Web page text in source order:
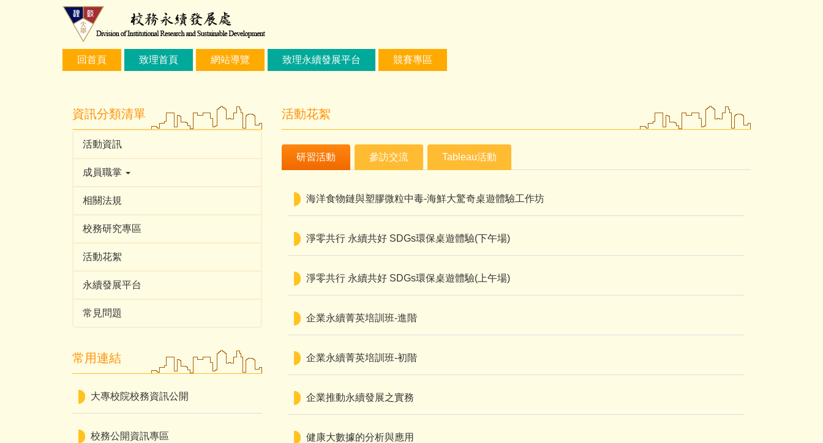
回首頁 致理首頁 網站導覽 致理永續發展平台 競賽專區
資訊分類清單
活動資訊
成員職掌
相關法規
校務研究專區
活動花絮
永續發展平台
常見問題
常用連結
大專校院校務資訊公開
校務公開資訊專區
活動花絮
研習活動 參訪交流 Tableau活動
海洋食物鏈與塑膠微粒中毒-海鮮大驚奇桌遊體驗工作坊
淨零共行 永續共好 SDGs環保桌遊體驗(下午場)
淨零共行 永續共好 SDGs環保桌遊體驗(上午場)
企業永續菁英培訓班-進階
企業永續菁英培訓班-初階
企業推動永續發展之實務
健康大數據的分析與應用